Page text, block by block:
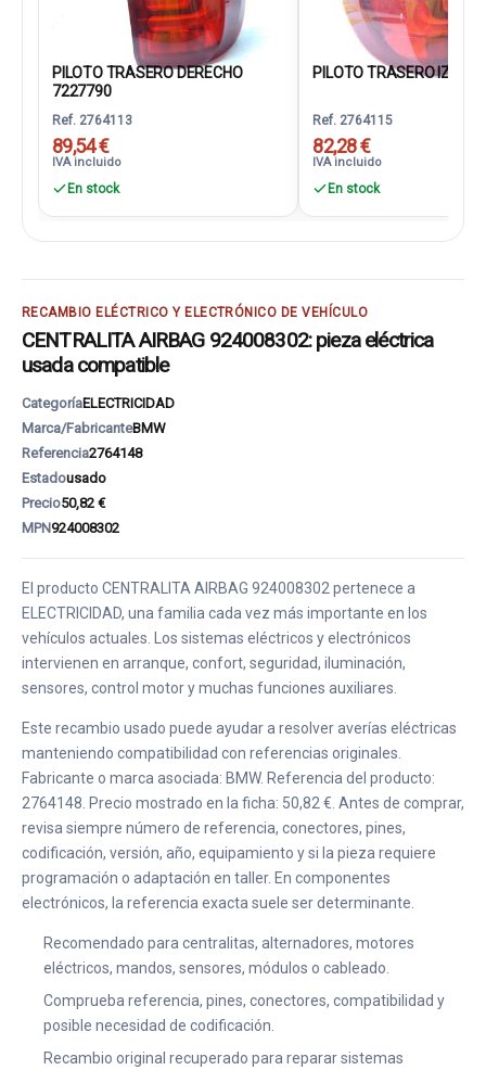
PILOTO TRASERO DERECHO
7227790
Ref. 2764113
89,54 €
IVA incluido
En stock
PILOTO TRASERO
Ref. 2764115
82,28 €
IVA incluido
En stock
RECAMBIO ELÉCTRICO Y ELECTRÓNICO DE VEHÍCULO
CENTRALITA AIRBAG 924008302: pieza eléctrica
usada compatible
CategoríaELECTRICIDAD
Marca/FabricanteBMW
Referencia2764148
Estadousado
Precio50,82 €
MPN924008302
El producto CENTRALITA AIRBAG 924008302 pertenece a
ELECTRICIDAD, una familia cada vez más importante en los
vehículos actuales. Los sistemas eléctricos y electrónicos
intervienen en arranque, confort, seguridad, iluminación,
sensores, control motor y muchas funciones auxiliares.
Este recambio usado puede ayudar a resolver averías eléctricas
manteniendo compatibilidad con referencias originales.
Fabricante o marca asociada: BMW. Referencia del producto:
2764148. Precio mostrado en la ficha: 50,82 €. Antes de comprar,
revisa siempre número de referencia, conectores, pines,
codificación, versión, año, equipamiento y si la pieza requiere
programación o adaptación en taller. En componentes
electrónicos, la referencia exacta suele ser determinante.
Recomendado para centralitas, alternadores, motores
eléctricos, mandos, sensores, módulos o cableado.
Comprueba referencia, pines, conectores, compatibilidad y
posible necesidad de codificación.
Recambio original recuperado para reparar sistemas